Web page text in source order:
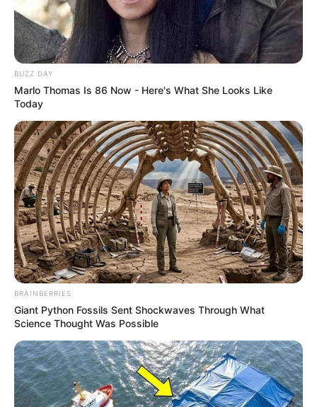
BUZZ DAY
Marlo Thomas Is 86 Now - Here's What She Looks Like
Today
BRAINBERRIES
Giant Python Fossils Sent Shockwaves Through What
Science Thought Was Possible